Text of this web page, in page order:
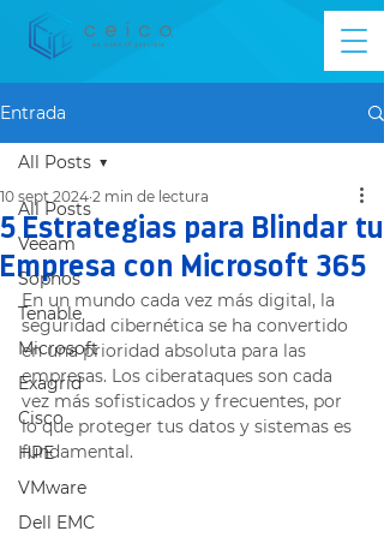
Entrada
All Posts
Veeam
Sophos
Tenable
Microsoft
Exagrid
Cisco
HPE
VMware
Dell EMC
All Posts
5 Estrategias para Blindar tu
Empresa con Microsoft 365
10 sept 2024 2 min de lectura
En un mundo cada vez más digital, la
seguridad cibernética se ha convertido
en una prioridad absoluta para las
empresas. Los ciberataques son cada
vez más sofisticados y frecuentes, por
lo que proteger tus datos y sistemas es
fundamental.